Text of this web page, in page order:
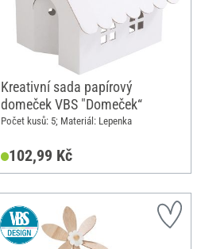
Kreativní sada papírový
domeček VBS "Domeček“
Počet kusů: 5; Materiál: Lepenka
102,99 Kč